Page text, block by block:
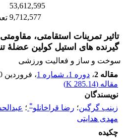
53,612,595
9,712,577
تاثیر تمرینات استقامتی،
گیرنده های استیل کولین عضلۀ
سوخت و ساز و فعالیت ورزشی
مقاله 2
، دوره 1، شماره 1 ، فروردین 1390
مقاله (285.14 K
)
نویسندگان
زینب گرگین؛ رضا قراخانلو* ؛
مهدی هدایتی
چکیده